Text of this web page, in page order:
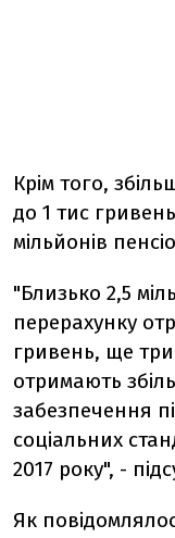
Крім того,
до 1 тис
мільйонів
"Близько 2,5
перерахунку
гривень, ще три
отримають
забезпечення
соціальних
2017 року", -
Як